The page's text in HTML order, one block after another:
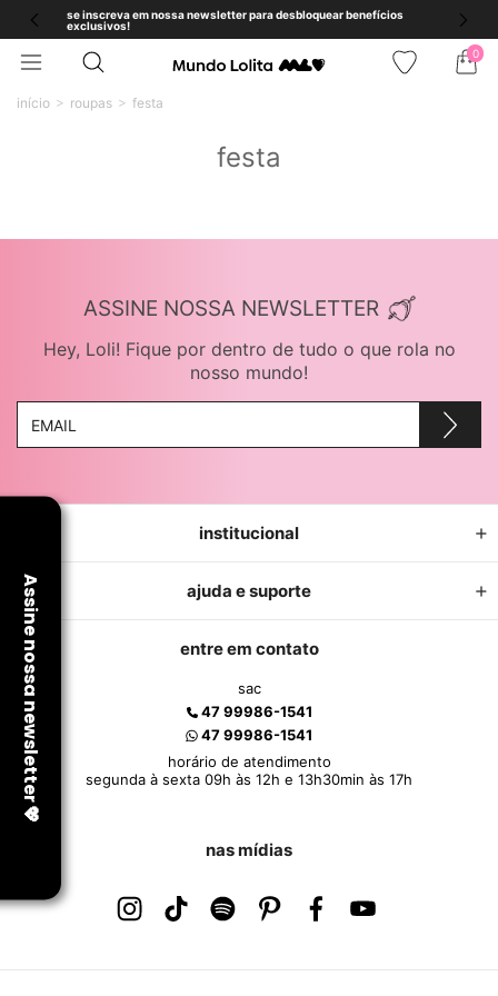
se inscreva em nossa newsletter para desbloquear benefícios
exclusivos!
0
início roupas festa
festa
ASSINE NOSSA NEWSLETTER
Hey, Loli! Fique por dentro de tudo o que rola no
nosso mundo!
institucional
ajuda e suporte
entre em contato
sac
47 99986-1541
47 99986-1541
horário de atendimento
segunda à sexta 09h às 12h e 13h30min às 17h
nas mídias